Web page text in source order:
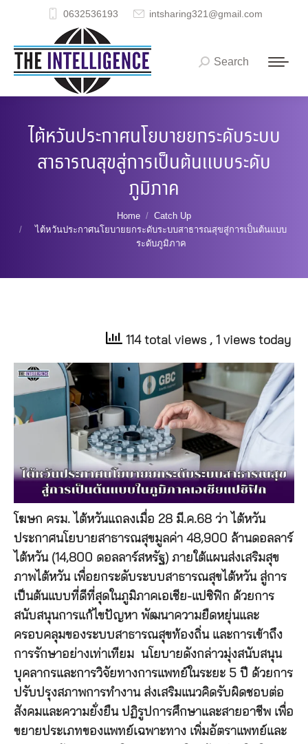
0632536193 intsharing321@gmail.com
Search:
Search
ไต้หวันประกาศนโยบายยกระดับระบบ
สาธารณสุขสู่การเป็นต้นแบบระดับ
ภูมิภาค
Home
Catch Up
ไต้หวันประกาศนโยบายยกระดับระบบสาธารณสุขสู่การเป็นต้นแบบ
ระดับภูมิภาค
114 total views , 1 views today
โฆษก ครม. ไต้หวันแถลงเมื่อ 28 มี.ค.68 ว่า ไต้หวัน
ประกาศนโยบายสาธารณสุขมูลค่า 48,900 ล้านดอลลาร์
ไต้หวัน (14,800 ดอลลาร์สหรัฐ) ภายใต้แผนส่งเสริมสุข
ภาพไต้หวัน เพื่อยกระดับระบบสาธารณสุขไต้หวัน สู่การ
เป็นต้นแบบที่ดีที่สุดในภูมิภาคเอเชีย-แปซิฟิก ด้วยการ
สนับสนุนการแก้ไขปัญหา พัฒนาความยืดหยุ่นและ
ครอบคลุมของระบบสาธารณสุขท้องถิ่น และการเข้าถึง
การรักษาอย่างเท่าเทียม นโยบายดังกล่าวมุ่งสนับสนุน
บุคลากรและการวิจัยทางการแพทย์ในระยะ 5 ปี ด้วยการ
ปรับปรุงสภาพการทำงาน ส่งเสริมแนวคิดรับผิดชอบต่อ
สังคมและความยั่งยืน ปฏิรูปการศึกษาและสายอาชีพ เพื่อ
ขยายประเภทของแพทย์เฉพาะทาง เพิ่มอัตราแพทย์และ